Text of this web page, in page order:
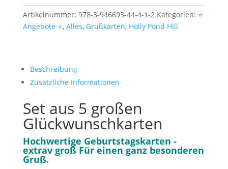
Artikelnummer: 978-3-946693-44-4-1-2 Kategorien: ⭐️
Angebote ⭐️, Alles, Grußkarten, Holly Pond Hill
Beschreibung
Zusätzliche Informationen
Set aus 5 großen
Glückwunschkarten
Hochwertige Geburtstagskarten -
extrav groß Für einen ganz besonderen
Gruß.